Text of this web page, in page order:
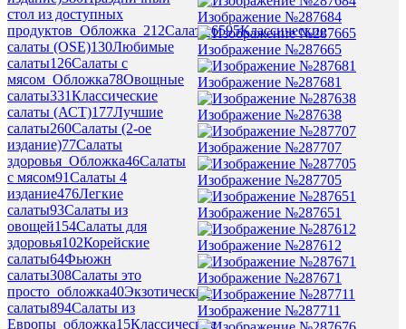
стол из доступных
продуктов_Обложка_212Салаты6595Классические
салаты (OSE)130Любимые
салаты126Салаты с
мясом_Обложка78Овощные
салаты331Классические
салаты (АСТ)177Лучшие
салаты260Салаты (2-ое
издание)77Салаты
здоровья_Обложка46Салаты
с мясом91Салаты 4
издание476Легкие
салаты93Салаты из
овощей154Салаты для
здоровья102Корейские
салаты64Фьюжн
салаты308Салаты это
просто_обложка40Экзотические
салаты894Салаты из
Европы_обложка15Классические
Изображение №287684
Изображение №287665
Изображение №287681
Изображение №287638
Изображение №287707
Изображение №287705
Изображение №287651
Изображение №287612
Изображение №287671
Изображение №287711